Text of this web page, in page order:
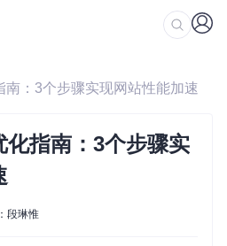
南：3个步骤实现网站性能加速
指南：3个步骤实
段琳惟